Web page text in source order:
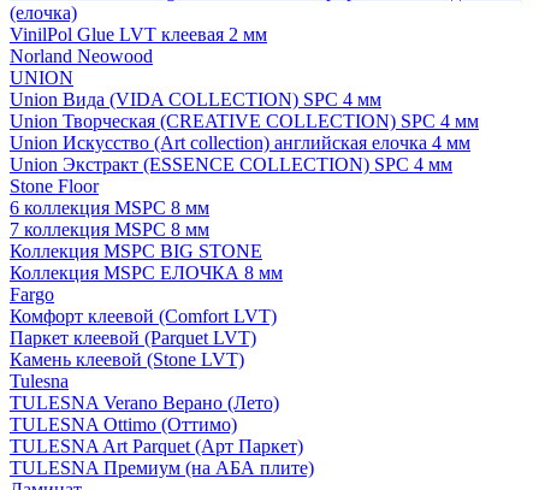
(елочка)
VinilPol Glue LVT клеевая 2 мм
Norland Neowood
UNION
Union Вида (VIDA COLLECTION) SPC 4 мм
Union Творческая (CREATIVE COLLECTION) SPC 4 мм
Union Искусство (Art collection) английская елочка 4 мм
Union Экстракт (ESSENCE COLLECTION) SPC 4 мм
Stone Floor
6 коллекция MSPC 8 мм
7 коллекция MSPC 8 мм
Коллекция MSPC BIG STONE
Коллекция MSPC ЕЛОЧКА 8 мм
Fargo
Комфорт клеевой (Comfort LVT)
Паркет клеевой (Parquet LVT)
Камень клеевой (Stone LVT)
Tulesna
TULESNA Verano Верано (Лето)
TULESNA Ottimo (Оттимо)
TULESNA Art Parquet (Арт Паркет)
TULESNA Премиум (на АБА плите)